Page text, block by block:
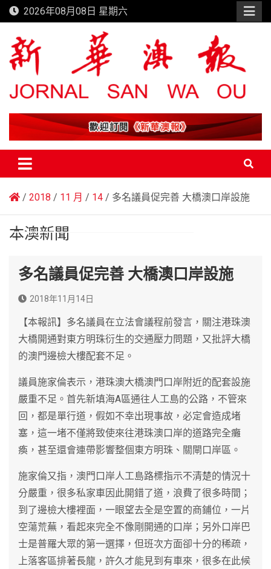
Skip
to
content
2026年08月08日 星期六
新華澳報
2018 11 月 14 多名議員促完善 大橋澳口岸設施
本澳新聞
多名議員促完善 大橋澳口岸設施
2018年11月14日
【本報訊】多名議員在立法會議程前發言，關注港珠澳
大橋開通對東方明珠衍生的交通壓力問題，又批評大橋
的澳門邊檢大樓配套不足。
議員施家倫表示，港珠澳大橋澳門口岸附近的配套設施
嚴重不足。首先新填海A區通往人工島的公路，不管來
回，都是單行道，假如不幸出現事故，必定會造成堵
塞，這一堵不僅將致使來往港珠澳口岸的道路完全癱
瘓，甚至還會連帶影響整個東方明珠、關閘口岸區。
施家倫又指，澳門口岸人工島路標指示不清楚的情況十
分嚴重，很多私家車因此開錯了道，浪費了很多時間；
到了邊檢大樓裡面，一眼望去全是空置的商鋪位，一片
空蕩荒蕪，看起來完全不像剛開通的口岸；另外口岸巴
士是普羅大眾的第一選擇，但班次方面卻十分的稀疏，
上落客區排著長龍，許久才能見到有車來，很多在此候